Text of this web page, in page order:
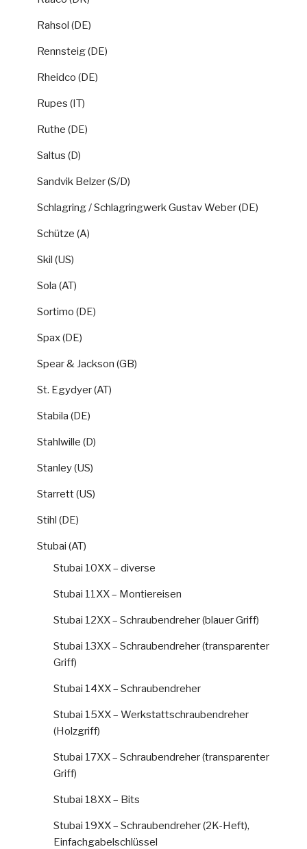
Rahsol (DE)
Rennsteig (DE)
Rheidco (DE)
Rupes (IT)
Ruthe (DE)
Saltus (D)
Sandvik Belzer (S/D)
Schlagring / Schlagringwerk Gustav Weber (DE)
Schütze (A)
Skil (US)
Sola (AT)
Sortimo (DE)
Spax (DE)
Spear & Jackson (GB)
St. Egydyer (AT)
Stabila (DE)
Stahlwille (D)
Stanley (US)
Starrett (US)
Stihl (DE)
Stubai (AT)
Stubai 10XX – diverse
Stubai 11XX – Montiereisen
Stubai 12XX – Schraubendreher (blauer Griff)
Stubai 13XX – Schraubendreher (transparenter
Griff)
Stubai 14XX – Schraubendreher
Stubai 15XX – Werkstattschraubendreher
(Holzgriff)
Stubai 17XX – Schraubendreher (transparenter
Griff)
Stubai 18XX – Bits
Stubai 19XX – Schraubendreher (2K-Heft),
Einfachgabelschlüssel